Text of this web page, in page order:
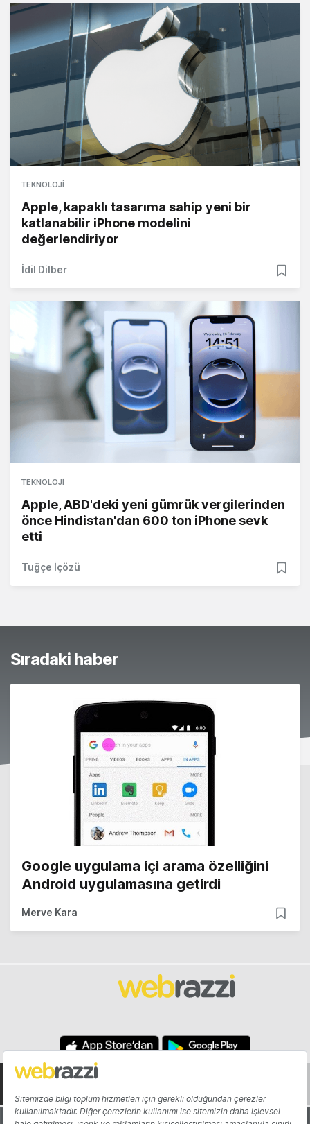
TEKNOLOJI
Apple, kapaklı tasarıma sahip yeni bir
katlanabilir iPhone modelini
değerlendiriyor
İdil Dilber
TEKNOLOJI
Apple, ABD'deki yeni gümrük vergilerinden
önce Hindistan'dan 600 ton iPhone sevk
etti
Tuğçe İçözü
Sıradaki haber
Google uygulama içi arama özelliğini
Android uygulamasına getirdi
Merve Kara